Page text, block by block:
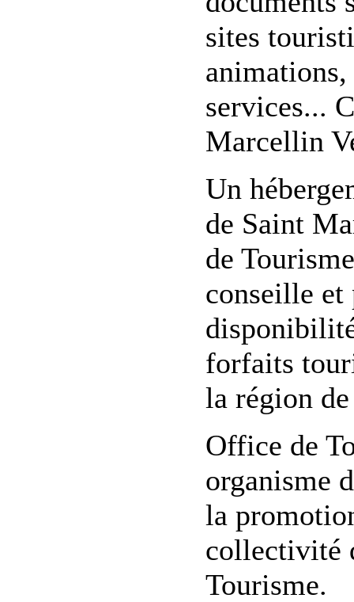
sites
services...
Marcellin
Un
de Saint
de
conseille et
forfaits
la région
Office de
organisme
la
collectivité
Tourisme.